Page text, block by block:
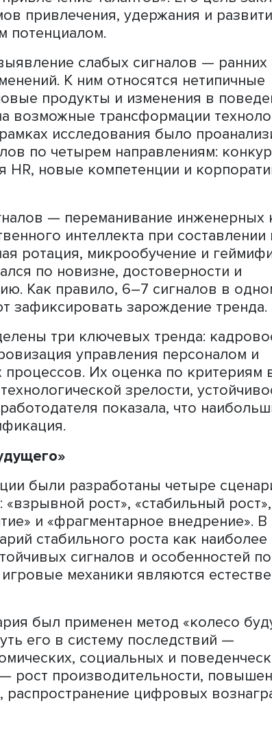
презентации
эксперт, методы форсайта
к формированию
возможностей,
и разработке дорожных карт.
к трендам
прикладного потенциала
привлечение талантов». Его
привлечения, удержания
потенциалом.
выявление слабых сигналов
изменений. К ним относятся
новые продукты и изменения
на возможные трансформации
В рамках исследования было
по четырем
HR, новые компетенции и
— переманивание
интеллекта при
ротация, микрообучение
по новизне,
Как правило, 6–7
выделены три ключевых тренда:
управления
процессов. Их оценка по
технологической зрелости,